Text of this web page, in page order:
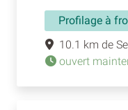
Profilage à
10.1 km de
ouvert